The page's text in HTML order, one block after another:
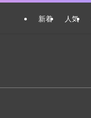
新着 人気